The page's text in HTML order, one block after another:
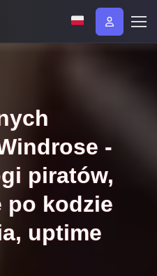
-
piratów,
po kodzie
uptime